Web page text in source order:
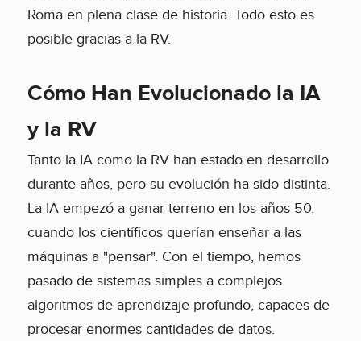
Roma en plena clase de historia. Todo esto es
posible gracias a la RV.
Cómo Han Evolucionado la IA
y la RV
Tanto la IA como la RV han estado en desarrollo
durante años, pero su evolución ha sido distinta.
La IA empezó a ganar terreno en los años 50,
cuando los científicos querían enseñar a las
máquinas a "pensar". Con el tiempo, hemos
pasado de sistemas simples a complejos
algoritmos de aprendizaje profundo, capaces de
procesar enormes cantidades de datos.